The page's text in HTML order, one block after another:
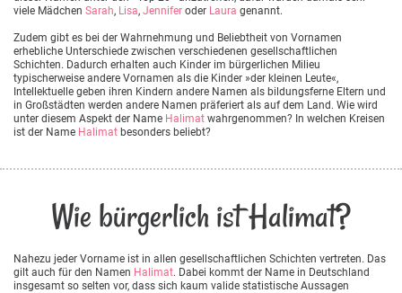
viele Mädchen Sarah, Lisa, Jennifer oder Laura genannt.
Zudem gibt es bei der Wahrnehmung und Beliebtheit von Vornamen
erhebliche Unterschiede zwischen verschiedenen gesellschaftlichen
Schichten. Dadurch erhalten auch Kinder im bürgerlichen Milieu
typischerweise andere Vornamen als die Kinder »der kleinen Leute«,
Intellektuelle geben ihren Kindern andere Namen als bildungsferne Eltern und
in Großstädten werden andere Namen präferiert als auf dem Land. Wie wird
unter diesem Aspekt der Name Halimat wahrgenommen? In welchen Kreisen
ist der Name Halimat besonders beliebt?
Wie bürgerlich ist Halimat?
Nahezu jeder Vorname ist in allen gesellschaftlichen Schichten vertreten. Das
gilt auch für den Namen Halimat. Dabei kommt der Name in Deutschland
insgesamt so selten vor, dass sich kaum valide statistische Aussagen